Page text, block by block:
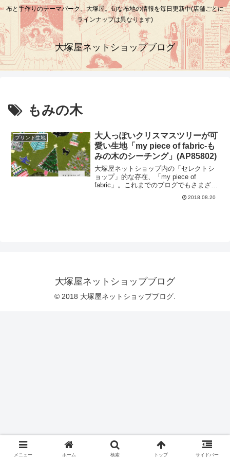
布と手作りのテーマパーク、大塚屋。旬な布地の情報を毎日更新中(店舗ごとに
ラインナップは異なります)
大塚屋ネットショップブログ
もみの木
プリント生地
大人っぽいクリスマスツリーが可
愛い生地「my piece of fabric-も
みの木のシーチング」(AP85802)
大塚屋ネットショップ内の「セレクトシ
ョップ」的な存在、「my piece of
fabric」。これまでのブログでもさまざま
なアイテムをご紹介しています。(※my
piece of fabric・・・コンセプトは、「私
に、ゴールドのラメをつけています。そ
の傍らには、おすまし顔のクロネコちゃ
ん
2018.08.20
大塚屋ネットショップブログ
© 2018 大塚屋ネットショップブログ.
メニュー ホーム 検索 トップ サイドバー